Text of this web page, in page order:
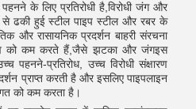
के लिए प्रतिरोधी है,विरोधी जंग और
से ढकी हुई स्टील पाइप स्टील और रबर के
और रासायनिक प्रदर्शन बाहरी संरचना
को कम करते हैं,जैसे झटका और जंगइस
पहनने-प्रतिरोध, उच्च विरोधी संक्षारण
प्राप्त करती है और इसलिए पाइपलाइन
को कम करता है।